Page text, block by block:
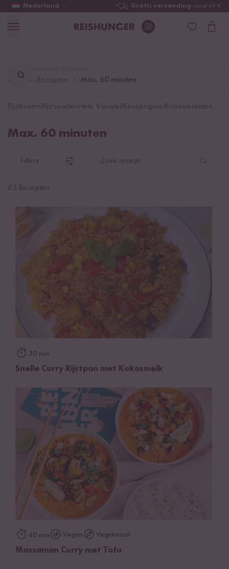
Nederland Gratis verzending vanaf 49 €
Start Max. 60 minuten
Max. 60 minuten
30 min
Snelle Curry Rijstpan met Kokosmelk
40 min Vegan Vegetarisch
Massaman Curry met Tofu